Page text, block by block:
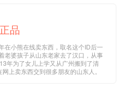
品
在小熊在线卖东西，取名这个ID后一
老婆孩子从山东老家去了汉口，从事
年为了女儿上学又从广州搬到了清
上卖东西交到很多朋友的山东人。